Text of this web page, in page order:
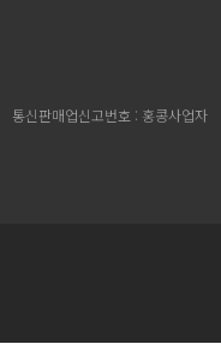
통신판매업신고번호 : 홍콩사업자